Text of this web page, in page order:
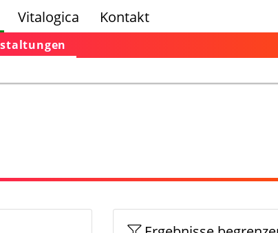
Vitalogica Kontakt